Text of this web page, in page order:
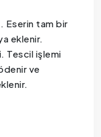
Eserin tam bir
eklenir.
Tescil işlemi
ve